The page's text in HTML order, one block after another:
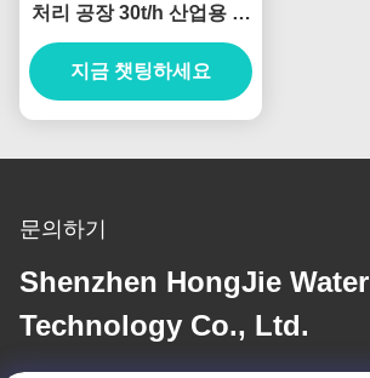
처리 공장 30t/h 산업용 초
순수 시스템
지금 챗팅하세요
문의하기
Shenzhen HongJie Water
Technology Co., Ltd.